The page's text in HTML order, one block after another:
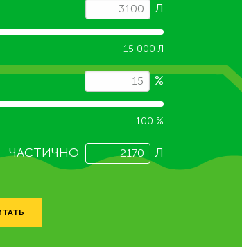
Л
15 000 Л
%
100 %
ЧАСТИЧНО Л